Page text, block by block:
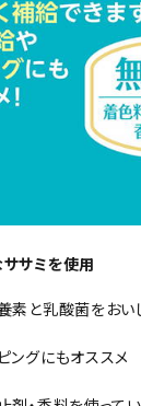
サミを使用
素と乳酸菌をおい
ングにもオススメ